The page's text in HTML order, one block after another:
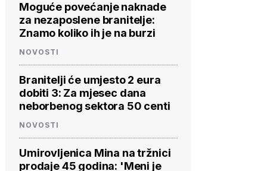
Moguće povećanje naknade
za nezaposlene branitelje:
Znamo koliko ih je na burzi
NOVOSTI
Branitelji će umjesto 2 eura
dobiti 3: Za mjesec dana
neborbenog sektora 50 centi
NOVOSTI
Umirovljenica Mina na tržnici
prodaje 45 godina: 'Meni je